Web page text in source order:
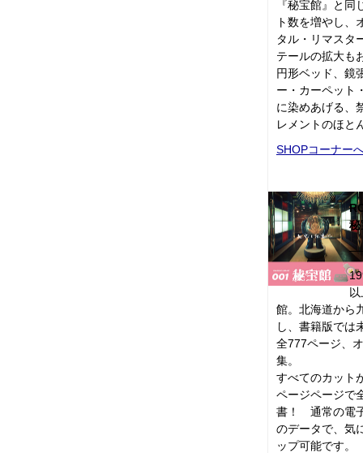
『秘宝館』と
ト数を増やし、
タル・リマスタ
テールの拡大も
円形ベッド、鏡
ー・カーペット
に染めあげる、
レメントのほと
SHOPコーナー
秘
館。北海道から
し、書籍版では
全777ページ、
集。
すべてのカット
ページページで
書！ 通常の電
のデータで、気
ップ可能です。